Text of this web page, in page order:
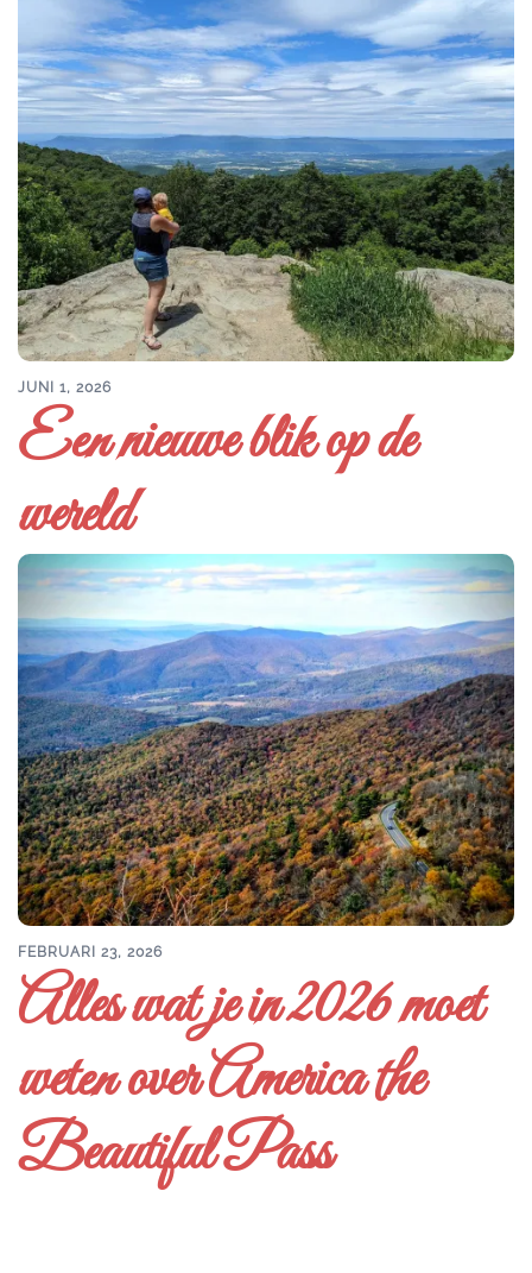
JUNI 1, 2026
Een nieuwe blik op de
wereld
FEBRUARI 23, 2026
Alles wat je in 2026 moet
weten over America the
Beautiful Pass